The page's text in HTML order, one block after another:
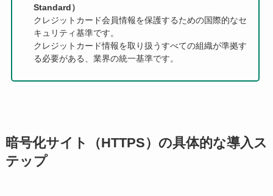
Standard）
クレジットカード会員情報を保護するための国際的なセ
キュリティ基準です。
クレジットカード情報を取り扱うすべての組織が準拠す
る必要がある、業界の統一基準です。
暗号化サイト（HTTPS）の具体的な導入ス
テップ